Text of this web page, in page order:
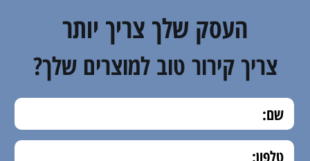
העסק שלך צריך יותר
צריך קירור טוב למוצרים שלך?